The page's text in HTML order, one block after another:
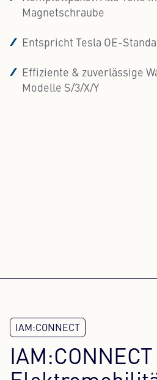
Magnetschraube
Entspricht Tesla OE-
Effiziente & zuverlässige
Modelle S/3/X/Y
IAM:CONNECT